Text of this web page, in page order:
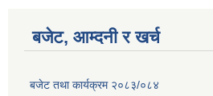
बजेट, आम्दनी र खर्च
बजेट तथा कार्यक्रम २०८३/०८४